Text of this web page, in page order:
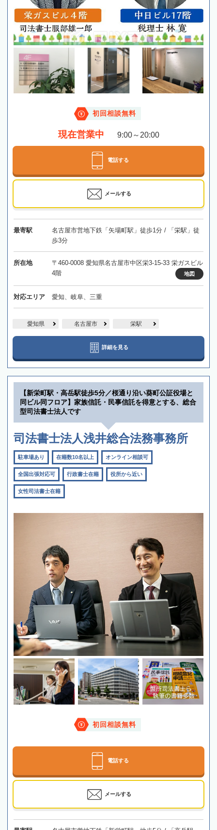
初回相談無料
現在営業中 9:00～20:00
電話する
メールする
最寄駅
名古屋市営地下鉄「矢場町駅」徒歩1分 / 「栄駅」徒
歩3分
所在地
〒460-0008 愛知県名古屋市中区栄3-15-33 栄ガスビル
4階
地図
対応エリア 愛知、岐阜、三重
愛知県 名古屋市 栄駅
詳細を見る
【新栄町駅・高岳駅徒歩5分／桜通り沿い葵町公証役場と
同ビル同フロア】家族信託・民事信託を得意とする、総合
型司法書士法人です
司法書士法人浅井総合法務事務所
駐車場あり 在籍数10名以上 オンライン相談可
全国出張対応可 行政書士在籍 役所から近い
女性司法書士在籍
初回相談無料
電話する
メールする